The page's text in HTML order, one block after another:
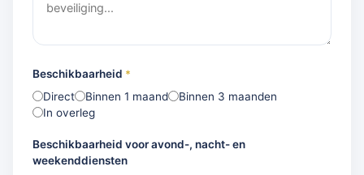
Beschikbaarheid *
Direct Binnen 1 maand
Binnen 3 maanden
In overleg
Beschikbaarheid voor avond-, nacht- en
weekenddiensten